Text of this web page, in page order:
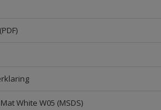
White W05 (MSDS)